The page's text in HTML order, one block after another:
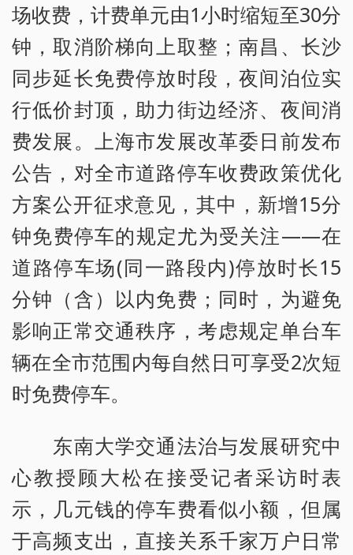
场收费，计费单元由1小时缩短至30分
钟，取消阶梯向上取整；南昌、长沙
同步延长免费停放时段，夜间泊位实
行低价封顶，助力街边经济、夜间消
费发展。上海市发展改革委日前发布
公告，对全市道路停车收费政策优化
方案公开征求意见，其中，新增15分
钟免费停车的规定尤为受关注——在
道路停车场(同一路段内)停放时长15
分钟（含）以内免费；同时，为避免
影响正常交通秩序，考虑规定单台车
辆在全市范围内每自然日可享受2次短
时免费停车。
东南大学交通法治与发展研究中
心教授顾大松在接受记者采访时表
示，几元钱的停车费看似小额，但属
于高频支出，直接关系千家万户日常